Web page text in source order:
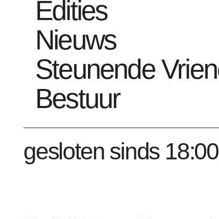
Edities
Nieuws
Steunende
Bestuur
gesloten sinds 18:00
Kunstwerken
Word Vriend